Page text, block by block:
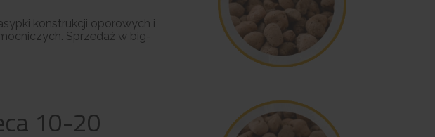
konstrukcji oporowych i
Sprzedaż w big-
10-20